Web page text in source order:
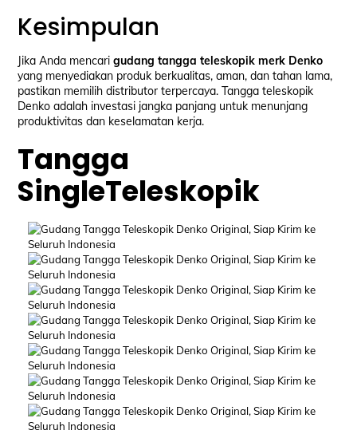
Kesimpulan
Jika Anda mencarigudang tangga teleskopik merk Denko
yang menyediakan produk berkualitas, aman, dan tahan lama,
pastikan memilih distributor terpercaya. Tangga teleskopik
Denko adalah investasi jangka panjang untuk menunjang
produktivitas dan keselamatan kerja.
Tangga
SingleTeleskopik